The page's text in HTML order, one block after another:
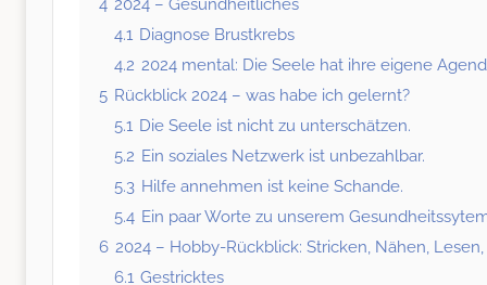
4 2024 – Gesundheitliches
4.1 Diagnose Brustkrebs
4.2 2024 mental: Die Seele hat ihre eigene
5 Rückblick 2024 – was habe ich gelernt?
5.1 Die Seele ist nicht zu unterschätzen.
5.2 Ein soziales Netzwerk ist unbezahlbar.
5.3 Hilfe annehmen ist keine Schande.
5.4 Ein paar Worte zu unserem
6 2024 – Hobby-Rückblick: Stricken, Nähen, Lesen,
6.1 Gestricktes